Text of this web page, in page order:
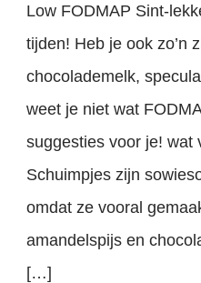
Low FODMAP Sint-
tijden! Heb je ook zo’n
chocolademelk,
weet je niet wat
suggesties voor je! wat
Schuimpjes zijn
omdat ze vooral
amandelspijs en
[…]